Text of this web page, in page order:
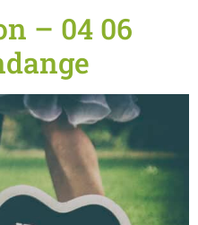
– 04 06